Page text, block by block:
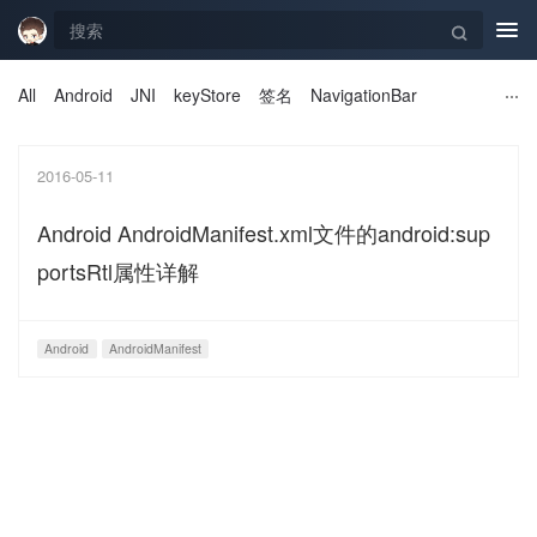
All
Android JNI keyStore 签名 NavigationBar
2016-05-11
Android AndroidManifest.xml文件的android:sup
portsRtl属性详解
Android AndroidManifest